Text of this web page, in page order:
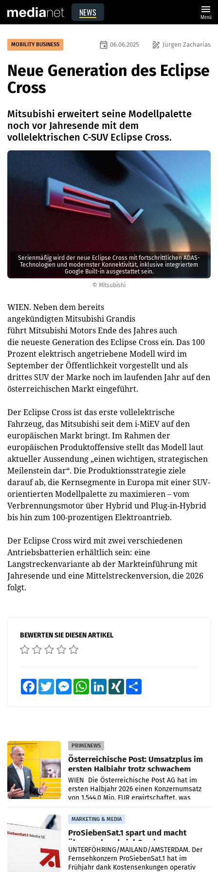
NEWS menu
Menü
© Mitsubishi
Serienmäßig wird der neue Eclipse Cross mit fortschrittlichen ADAS-
Technologien und modernster Konnektivität, inklusive integriertem
Google Built-in ausgestattet sein.
MOBILITY BUSINESS draw Jürgen Zacharias
event 06.06.2025
Neue Generation des Eclipse
Cross
Mitsubishi erweitert seine Modellpalette
noch vor Jahresende mit dem
vollelektrischen C-SUV Eclipse Cross.
WIEN. Neben dem bereits
angekündigten Mitsubishi Grandis
führt Mitsubishi Motors Ende des Jahres auch
die neueste Generation des Eclipse Cross ein. Das 100
Prozent elektrisch angetriebene Modell wird im
September der Öffentlichkeit vorgestellt und als
drittes SUV der Marke noch im laufenden Jahr auf den
österreichischen Markt eingeführt.
Der Eclipse Cross ist das erste vollelektrische
Fahrzeug, das Mitsubishi seit dem i-MiEV auf den
europäischen Markt bringt. Im Rahmen der
europäischen Produktoffensive stellt das Modell laut
aktueller Aussendung „einen wichtigen, strategischen
Meilenstein dar“. Die Produktionsstrategie ziele
darauf ab, die Kernsegmente in Europa mit einer SUV-
orientierten Modellpalette zu maximieren – vom
Verbrennungsmotor über Hybrid und Plug-in-Hybrid
bis hin zum 100-prozentigen Elektroantrieb.
Der Eclipse Cross wird mit zwei verschiedenen
Antriebsbatterien erhältlich sein: eine
Langstreckenvariante ab der Markteinführung mit
Jahresende und eine Mittelstreckenversion, die 2026
folgt.
BEWERTEN SIE DIESEN ARTIKEL
FacebookTwitter MessengerWhatsAppLinkedInXING
PRIMENEWS
Österreichische Post: Umsatzplus im
ersten Halbjahr trotz schwachem
Briefgeschäft
WIEN Die Österreichische Post AG hat im
ersten Halbjahr 2026 einen Konzernumsatz
von 1.544,0 Mio. EUR erwirtschaftet, was
einem Plus von 3,8 Prozent gegenüber dem
Vergleichszeitraum
MARKETING & MEDIA
ProSiebenSat.1 spart und macht
überraschend viel Gewinn
UNTERFÖHRING/MAILAND/AMSTERDAM. Der
Fernsehkonzern ProSiebenSat.1 hat im
Frühjahr dank Kostensenkungen operativ